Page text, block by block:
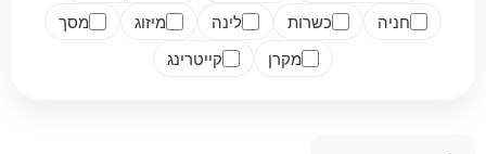
חניה
כשרות לינה מיזוג
מסך
מקרן
קייטרינג